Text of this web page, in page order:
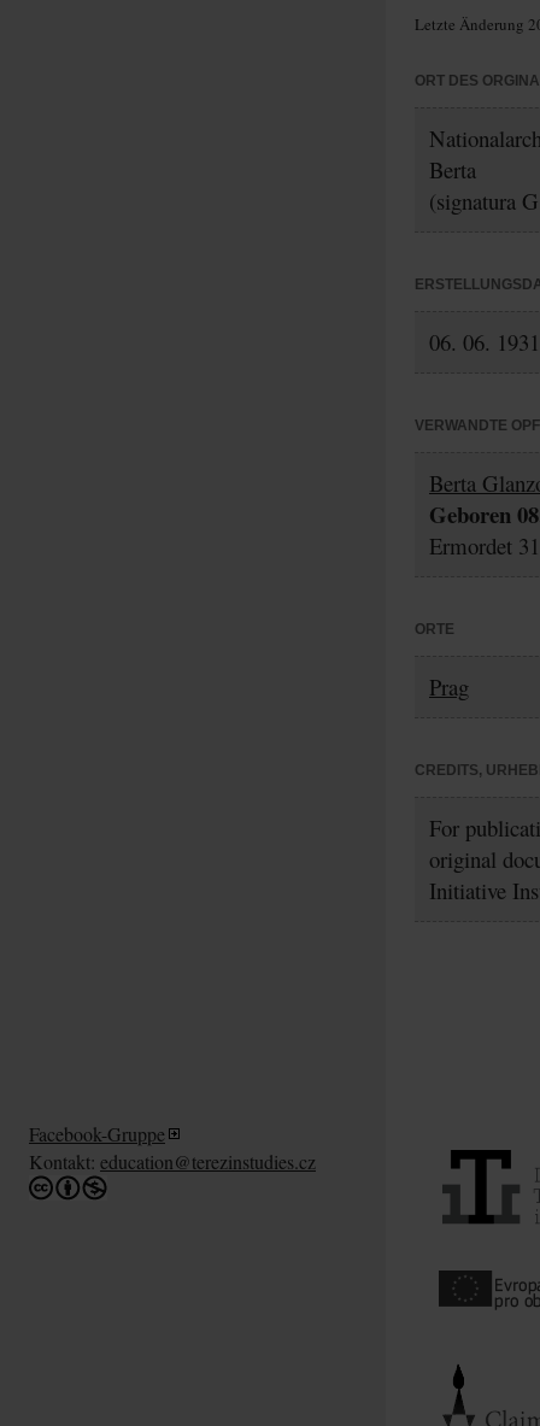
Letzte Änderung
ORT DES
Berta
(signatura
06. 06. 1931
VERWANDTE
Berta
Geboren
Ermordet
ORTE
Prag
CREDITS,
For
original
Initiative
Facebook-Gruppe
Kontakt: education@terezinstudies.cz